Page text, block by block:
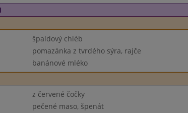
špaldový chléb
pomazánka z tvrdého sýra, rajče
banánové mléko
z červené čočky
pečené maso, špenát